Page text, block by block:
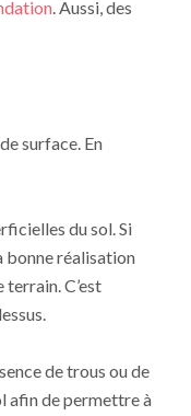
. Aussi, des
surface. En
du sol. Si
bonne réalisation
C’est
de trous ou de
afin de permettre à